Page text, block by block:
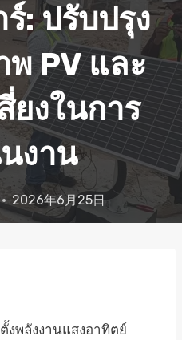
: ปรับปรุง
PV และ
ยงในการ
งาน
2026年6月25日
พลังงานแสงอาทิตย์